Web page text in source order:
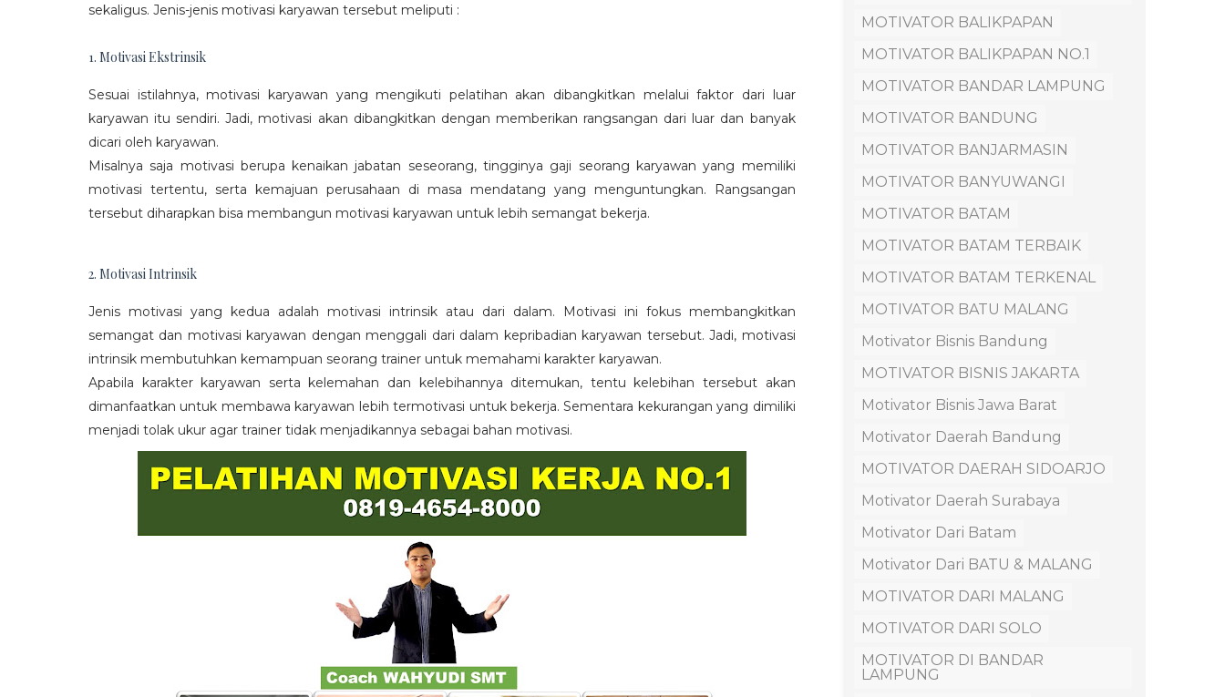
sekaligus. Jenis-jenis motivasi karyawan tersebut meliputi :
1. Motivasi Ekstrinsik
Sesuai istilahnya, motivasi karyawan yang mengikuti pelatihan akan dibangkitkan melalui faktor dari luar
karyawan itu sendiri. Jadi, motivasi akan dibangkitkan dengan memberikan rangsangan dari luar dan banyak
dicari oleh karyawan.
Misalnya saja motivasi berupa kenaikan jabatan seseorang, tingginya gaji seorang karyawan yang memiliki
motivasi tertentu, serta kemajuan perusahaan di masa mendatang yang menguntungkan. Rangsangan
tersebut diharapkan bisa membangun motivasi karyawan untuk lebih semangat bekerja.
2. Motivasi Intrinsik
Jenis motivasi yang kedua adalah motivasi intrinsik atau dari dalam. Motivasi ini fokus membangkitkan
semangat dan motivasi karyawan dengan menggali dari dalam kepribadian karyawan tersebut. Jadi, motivasi
intrinsik membutuhkan kemampuan seorang trainer untuk memahami karakter karyawan.
Apabila karakter karyawan serta kelemahan dan kelebihannya ditemukan, tentu kelebihan tersebut akan
dimanfaatkan untuk membawa karyawan lebih termotivasi untuk bekerja. Sementara kekurangan yang dimiliki
menjadi tolak ukur agar trainer tidak menjadikannya sebagai bahan motivasi.
MOTIVATOR BALIKPAPAN
MOTIVATOR BALIKPAPAN NO.1
MOTIVATOR BANDAR LAMPUNG
MOTIVATOR BANDUNG
MOTIVATOR BANJARMASIN
MOTIVATOR BANYUWANGI
MOTIVATOR BATAM
MOTIVATOR BATAM TERBAIK
MOTIVATOR BATAM TERKENAL
MOTIVATOR BATU MALANG
Motivator Bisnis Bandung
MOTIVATOR BISNIS JAKARTA
Motivator Bisnis Jawa Barat
Motivator Daerah Bandung
MOTIVATOR DAERAH SIDOARJO
Motivator Daerah Surabaya
Motivator Dari Batam
Motivator Dari BATU & MALANG
MOTIVATOR DARI MALANG
MOTIVATOR DARI SOLO
MOTIVATOR DI BANDAR
LAMPUNG